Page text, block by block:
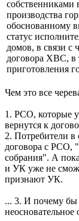
собственниками
производства
обоснованному
статус
домов, в связи с
договора ХВС, в
приготовления
Чем это все
1. РСО, которые
вернутся к
2. Потребители в
договора с РСО,
собрания". А
и УК уже не
признают УК.
... 3. И почему бы